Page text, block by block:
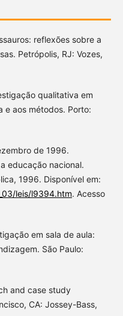
reflexões sobre a
Petrópolis, RJ: Vozes,
qualitativa em
e aos métodos. Porto:
de 1996.
educação nacional.
1996. Disponível em:
leis/l9394.htm. Acesso
em sala de aula:
São Paulo:
and case study
CA: Jossey-Bass,